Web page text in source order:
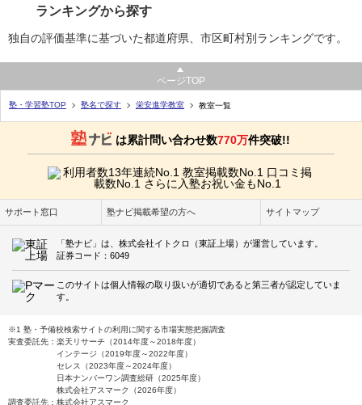
ランキングから探す
独自の評価基準に基づいた都道府県、市区町村別ランキングです。
ページTOP
塾・学習塾TOP 塾名で探す 栄安進学教室 教室一覧
は累計問い合わせ数770万件突破!!
サポート窓口 塾ナビ掲載希望の方へ サイトマップ
「塾ナビ」は、株式会社イトクロ（東証上場）が運営しています。
証券コード：6049
このサイトは個人情報の取り扱いが適切であると第三者が認定していま
す。
※1 塾・予備校検索サイトの利用に関する市場実態把握調査
実査委託先：楽天リサーチ（2014年度～2018年度）
インテージ（2019年度～2022年度）
セレス（2023年度～2024年度）
日本ナンバーワン調査総研（2025年度）
株式会社アスマーク（2026年度）
調査委託先：株式会社アスマーク